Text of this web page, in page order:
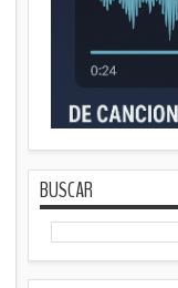
BUSCAR